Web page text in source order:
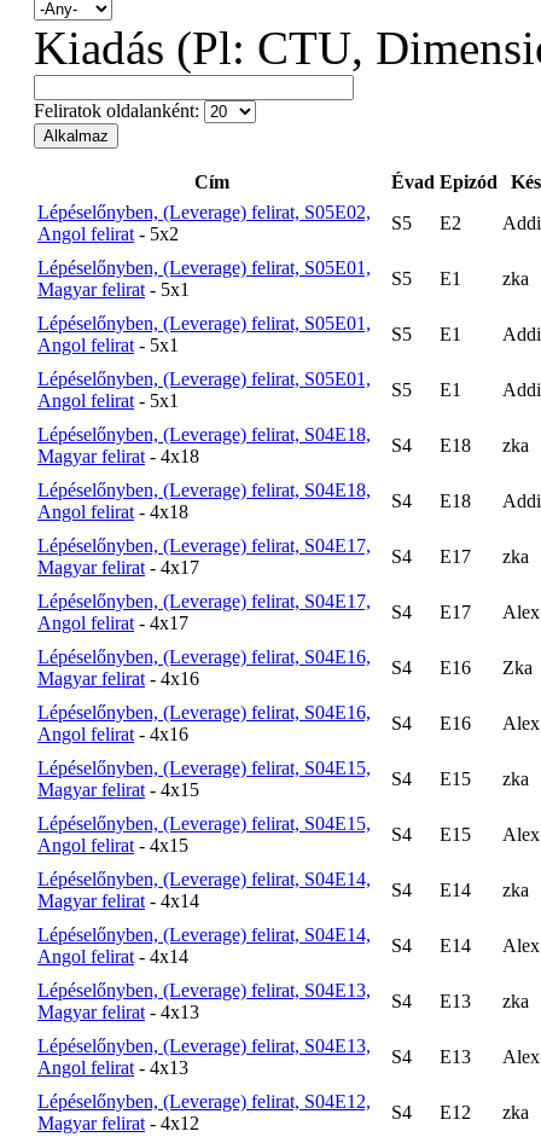
Kiadás (Pl: CTU,
Feliratok oldalanként:
Cím Évad Epizód
Lépéselőnyben, (Leverage) felirat, S05E02,
Angol felirat - 5x2
S5 E2
Lépéselőnyben, (Leverage) felirat, S05E01,
Magyar felirat - 5x1
S5 E1 zka
Lépéselőnyben, (Leverage) felirat, S05E01,
Angol felirat - 5x1
S5 E1
Lépéselőnyben, (Leverage) felirat, S05E01,
Angol felirat - 5x1
S5 E1
Lépéselőnyben, (Leverage) felirat, S04E18,
Magyar felirat - 4x18
S4 E18 zka
Lépéselőnyben, (Leverage) felirat, S04E18,
Angol felirat - 4x18
S4 E18
Lépéselőnyben, (Leverage) felirat, S04E17,
Magyar felirat - 4x17
S4 E17 zka
Lépéselőnyben, (Leverage) felirat, S04E17,
Angol felirat - 4x17
S4 E17
Lépéselőnyben, (Leverage) felirat, S04E16,
Magyar felirat - 4x16
S4 E16 Zka
Lépéselőnyben, (Leverage) felirat, S04E16,
Angol felirat - 4x16
S4 E16
Lépéselőnyben, (Leverage) felirat, S04E15,
Magyar felirat - 4x15
S4 E15 zka
Lépéselőnyben, (Leverage) felirat, S04E15,
Angol felirat - 4x15
S4 E15
Lépéselőnyben, (Leverage) felirat, S04E14,
Magyar felirat - 4x14
S4 E14 zka
Lépéselőnyben, (Leverage) felirat, S04E14,
Angol felirat - 4x14
S4 E14
Lépéselőnyben, (Leverage) felirat, S04E13,
Magyar felirat - 4x13
S4 E13 zka
Lépéselőnyben, (Leverage) felirat, S04E13,
Angol felirat - 4x13
S4 E13
Lépéselőnyben, (Leverage) felirat, S04E12,
Magyar felirat - 4x12
S4 E12 zka